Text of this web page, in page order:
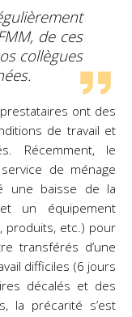
de ces
collègues
ont des
de travail et
Récemment, le
de ménage
une baisse de la
un équipement
produits, etc.) pour
transférés d’une
difficiles (6 jours
décalés et des
la précarité s’est